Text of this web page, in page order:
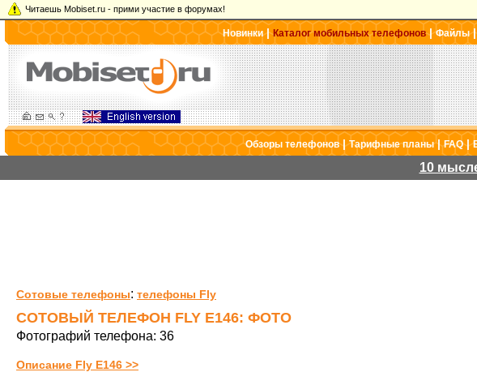
Читаешь Mobiset.ru - прими участие в форумах!
Новинки|Каталог мобильных телефонов|Файлы
Обзоры телефонов|Тарифные планы|FAQ|
10
Сотовые телефоны: телефоны Fly
СОТОВЫЙ ТЕЛЕФОН FLY E146: ФОТО
Фотографий телефона: 36
Описание Fly E146 >>